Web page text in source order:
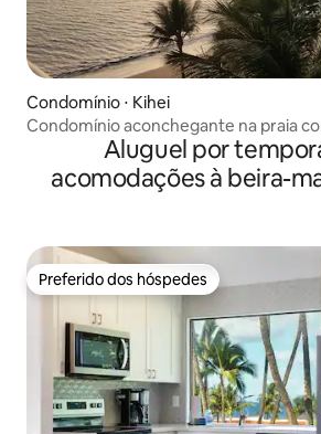
Condomínio ⋅ Kihei
Condomínio aconchegante na praia
e a montanhaAluguel por
acomodações à beira-
Preferido dos hóspedes
Preferido dos hóspedes